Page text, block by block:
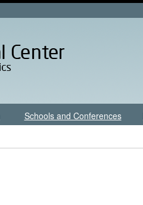
Schools and Conferences